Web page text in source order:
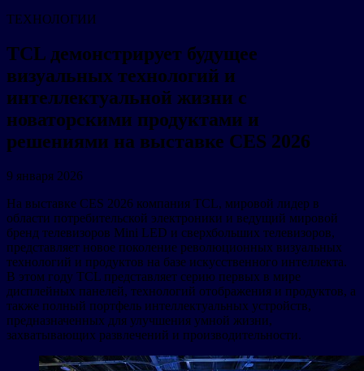
ТЕХНОЛОГИИ
TCL демонстрирует будущее
визуальных технологий и
интеллектуальной жизни с
новаторскими продуктами и
решениями на выставке CES 2026
9 января 2026
На выставке CES 2026 компания TCL, мировой лидер в
области потребительской электроники и ведущий мировой
бренд телевизоров Mini LED и сверхбольших телевизоров,
представляет новое поколение революционных визуальных
технологий и продуктов на базе искусственного интеллекта.
В этом году TCL представляет серию первых в мире
дисплейных панелей, технологий отображения и продуктов, а
также полный портфель интеллектуальных устройств,
предназначенных для улучшения умной жизни,
захватывающих развлечений и производительности.